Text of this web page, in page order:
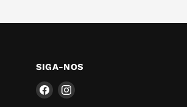
SIGA-NOS
Encontre-
nos
Encontre-